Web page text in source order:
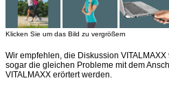
Klicken Sie um das Bild zu vergrößern
Wir empfehlen, die Diskussion
sogar die gleichen Probleme mit dem
VITALMAXX erörtert werden.